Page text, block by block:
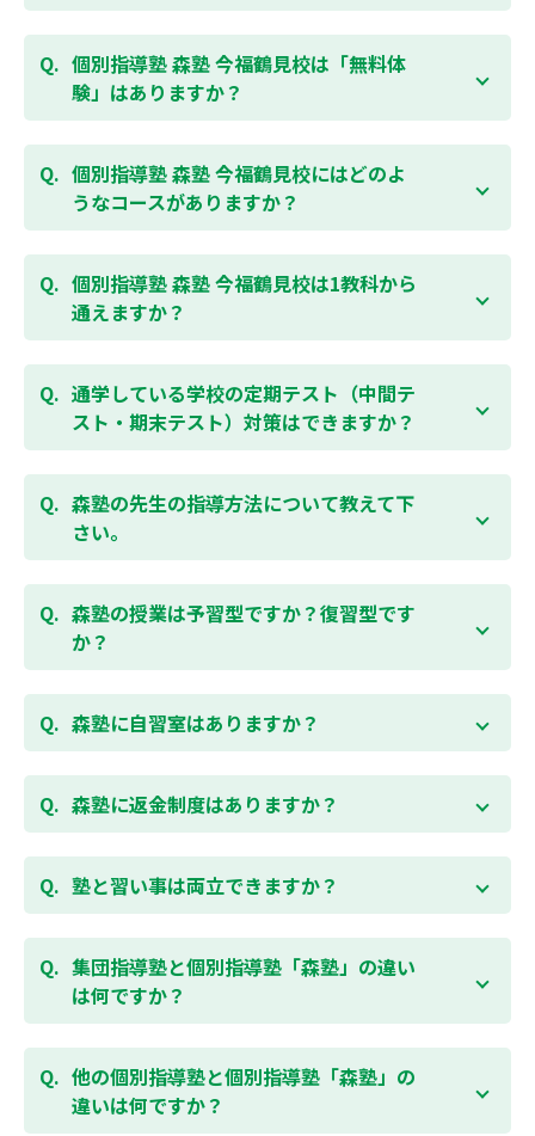
お子様の学年やご状況、校舎によって変わりますの
で、以下より、お気軽にお問合わせください。個別指
導塾 森塾の授業料はこちらのページ
よりお問合わせく
ださい。自動返信メールで【すぐ】にご確認いただけ
個別指導塾 森塾 今福鶴見校は「無料体
験」はありますか？
通常期には最大1ヶ月の無料体験を受付しておりま
す。また、春休み、夏休み、冬休みの講習では「4日
間～5日間の無料体験」授業を受けていただくことが
可能です。個別指導塾 森塾 今福鶴見校の無料体験につ
ます。
個別指導塾 森塾 今福鶴見校にはどのよ
うなコースがありますか？
個別指導塾 森塾 今福鶴見校では、小学生・中学生・
高校生のコースがあり、それぞれ学校のテストの点数
アップを目的としたコースとなっております。その
他、小学生用の英検®対策や、基礎学力を身につける
で、詳細は校舎にお問合わせください。
お問合わせはこちら
個別指導塾 森塾 今福鶴見校は1教科から
通えますか？
はい、1教科、週1日から受講いただけます。自分から
勉強できる習慣をつけるために最初は1から2教科での
受講をおすすめしております。まずはお気軽にご相談
ください。
ご相談（お問合わせ）はこちら
通学している学校の定期テスト（中間テ
スト・期末テスト）対策はできますか？
お子様お一人おひとりの学校進度やテスト範囲にあわ
せて授業をすすめますので、定期テスト対策に繋がり
ます。森塾では、テスト直前に自分の予定にあわせ
て、テスト対策授業の追加ができます。 受講中の科目
ど）も可能です。 普段忙しくてなかなか手が回らない
科目も、テスト前に集中して対策できると好評です。
森塾の先生の指導方法について教えて下
さい。
「質量ともに日本一」と自負する研修制度を受け、知
識や教え方を習得した先生が、一人ひとりの能力、個
性に合わせて個別指導いたします。先生とお子様の相
性を大切にするために、相性が合わなければ先生変更
森塾の授業は予習型ですか？復習型です
か？
春期・夏期等の講習以外では森塾の授業は学校で習っ
たところを教える「復習型授業」ではなく、塾で習っ
のが楽しくなります。
勉強が楽しくなるとテストの成績が上がり、テストの
様の成績アップを目指しましょう！まずは無料授業体
験を！
無料体験はこちら
森塾に自習室はありますか？
各校舎に完備しています。
空いている時間があれば、学校の授業の予習や宿題、
森塾に返金制度はありますか？
森塾では保護者様に「安心して」入塾をご検討いただ
くために、ご入塾後4回授業を受けられるまでに入塾
「全額」を返金させていただく「返金制度」をご用意
しております。
塾と習い事は両立できますか？
森塾は個別指導ですので、時間や曜日を自由に選択す
ることができます。そのため、部活やすでにお通いの
習い事などと無理なく両立することができます。
集団指導塾と個別指導塾「森塾」の違い
は何ですか？
集団指導塾は多人数の生徒に対して授業を行う学校の
授業と似たスタイルでの指導となりますが、個別指導
塾の森塾は一人ひとりの学習スピードに合わせて個別
に指導します。
他の個別指導塾と個別指導塾「森塾」の
違いは何ですか？